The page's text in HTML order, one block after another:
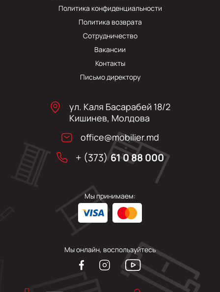
Политика конфиденциальности
Политика возврата
Сотрудничество
Вакансии
Контакты
Письмо директору
ул. Каля Басарабей 18/2
Кишинев, Молдова
office@mobilier.md
+ (373)61 0 88 000
Мы принимаем:
Мы онлайн, воспользуйтесь